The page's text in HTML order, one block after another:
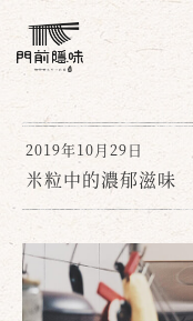
2019年10月29日
米粒中的濃郁滋味